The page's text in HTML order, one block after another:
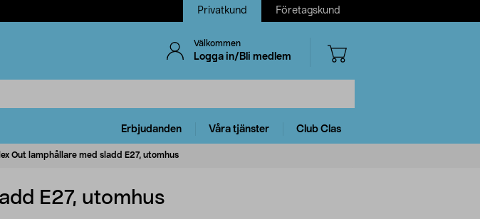
Privatkund Företagskund
Välkommen
Logga in/Bli medlem
Erbjudanden Våra tjänster Club Clas
Out lamphållare med sladd E27, utomhus
E27, utomhus